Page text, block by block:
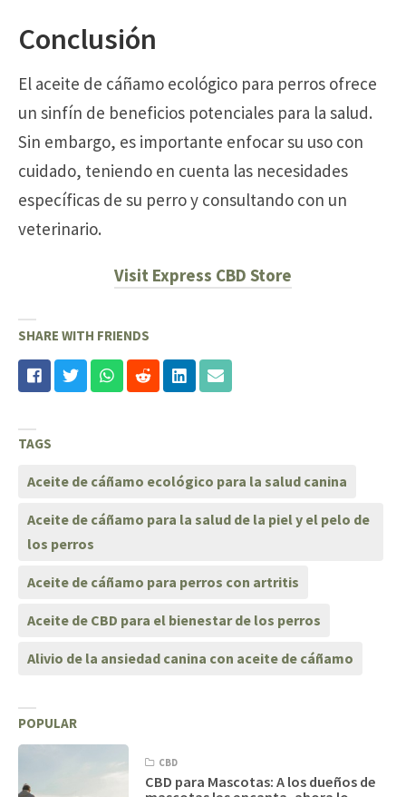
Conclusión
El aceite de cáñamo ecológico para perros ofrece
un sinfín de beneficios potenciales para la salud.
Sin embargo, es importante enfocar su uso con
cuidado, teniendo en cuenta las necesidades
específicas de su perro y consultando con un
veterinario.
Visit Express CBD Store
SHARE WITH FRIENDS
TAGS
Aceite de cáñamo ecológico para la salud canina
Aceite de cáñamo para la salud de la piel y el pelo de
los perros
Aceite de cáñamo para perros con artritis
Aceite de CBD para el bienestar de los perros
Alivio de la ansiedad canina con aceite de cáñamo
POPULAR
CBD
CBD para Mascotas: A los dueños de